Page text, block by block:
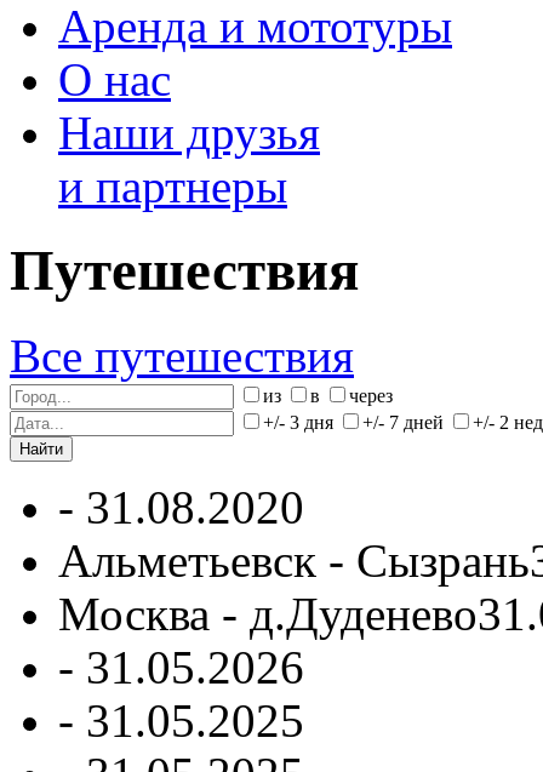
Аренда и мототуры
О нас
Наши друзья
и партнеры
Путешествия
Все путешествия
из в
через
+/- 3 дня
+/- 7 дней +/- 2
- 31.08.2020
Альметьевск - Сызрань
Москва - д.Дуденево
- 31.05.2026
- 31.05.2025